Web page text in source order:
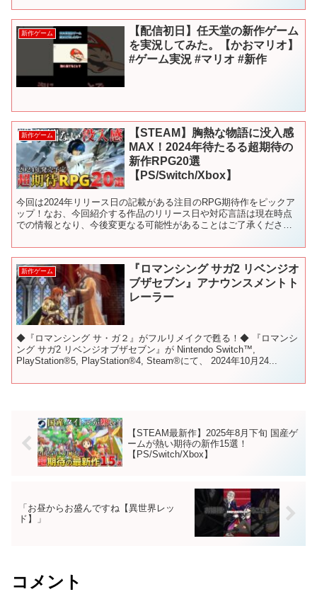
新作ゲーム
【配信初日】任天堂の新作ゲーム
を実況してみた。【かおマリオ】
#ゲーム実況 #マリオ #新作
新作ゲーム
【STEAM】胸熱な物語に没入感
MAX！2024年待たるる超期待の
新作RPG20選
【PS/Switch/Xbox】
今回は2024年リリース日の記載がある注目のRPG期待作をピックア
ップ！なお、今回紹介する作品のリリース日や対応言語は現在時点
での情報となり、今後変更なる可能性があることはご了承くださ
新作ゲーム
『ロマンシング サガ2 リベンジオ
ブザセブン』アナウンスメントト
レーラー
◆『ロマンシング サ・ガ２』がフルリメイクで甦る！◆ 『ロマンシ
ング サガ2 リベンジオブザセブン』が Nintendo Switch™,
PlayStation®5, PlayStation®4, Steam®にて、 2024年10月24...
【STEAM最新作】2025年8月下旬 国産ゲ
ームが熱い期待の新作15選！
【PS/Switch/Xbox】
「お昼からお盛んですね【異世界レッ
ド】」
コメント